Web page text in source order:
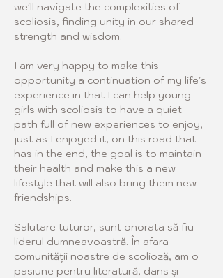
we'll navigate the complexities of
scoliosis, finding unity in our shared
strength and wisdom.
I am very happy to make this
opportunity a continuation of my life's
experience in that I can help young
girls with scoliosis to have a quiet
path full of new experiences to enjoy,
just as I enjoyed it, on this road that
has in the end, the goal is to maintain
their health and make this a new
lifestyle that will also bring them new
friendships.
Salutare tuturor, sunt onorata să fiu
liderul dumneavoastră. În afara
comunității noastre de scolioză, am o
pasiune pentru literatură, dans și